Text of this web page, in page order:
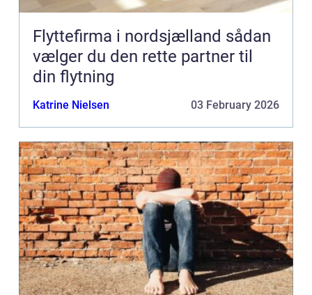
Flyttefirma i nordsjælland sådan
vælger du den rette partner til
din flytning
Katrine Nielsen 03 February 2026